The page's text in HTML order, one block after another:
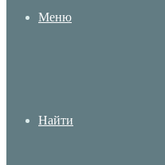
Меню
Найти